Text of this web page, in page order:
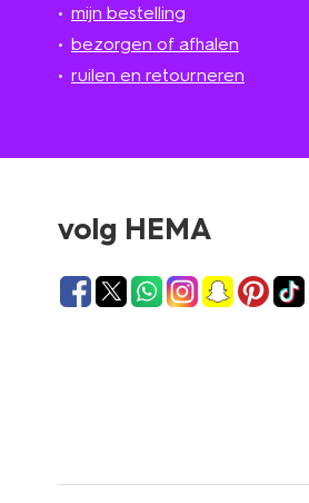
mijn bestelling
bezorgen of afhalen
ruilen en retourneren
volg HEMA